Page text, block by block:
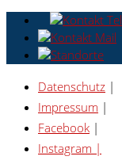
Datenschutz |
Impressum |
Facebook |
Instagram |